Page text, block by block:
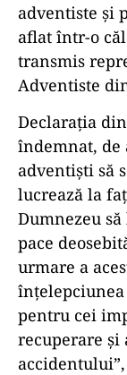
adventiste și
aflat într-o
transmis
Adventiste
Declarația
îndemnat, de
adventiști să
lucrează la
Dumnezeu
pace
urmare a
pentru cei
recuperare și